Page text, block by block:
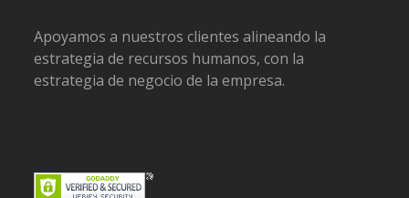
Apoyamos a nuestros clientes alineando la
estrategia de recursos humanos, con la
estrategia de negocio de la empresa.